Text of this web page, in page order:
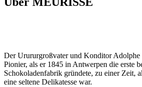
Der Urururgroßvater und Konditor Adolphe
Pionier, als er 1845 in Antwerpen die erste
Schokoladenfabrik gründete, zu einer Zeit,
eine seltene Delikatesse war.